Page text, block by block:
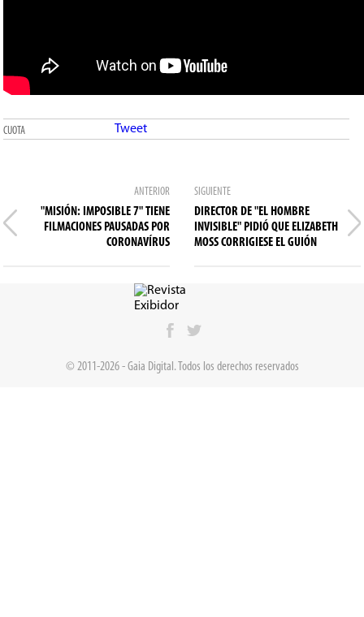
CUOTA Tweet
ANTERIOR
"MISIÓN: IMPOSIBLE 7" TIENE
FILMACIONES PAUSADAS POR
CORONAVÍRUS
SIGUIENTE
DIRECTOR DE "EL HOMBRE
INVISIBLE" PIDIÓ QUE ELIZABETH
MOSS CORRIGIESE EL GUIÓN
© 2011-2026 - Gaia Digital. Todos los derechos reservados